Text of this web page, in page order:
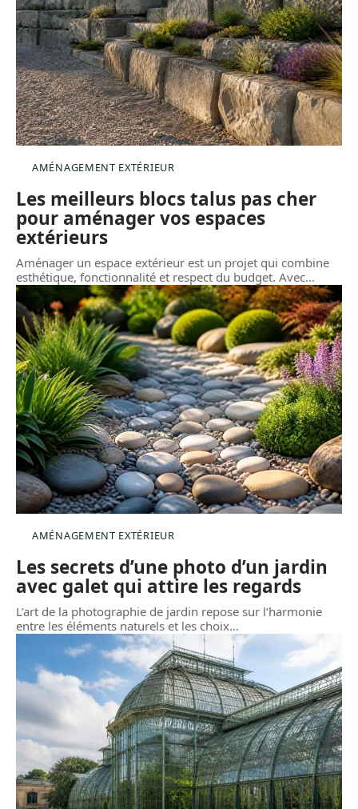
AMÉNAGEMENT EXTÉRIEUR
Les meilleurs blocs talus pas cher
pour aménager vos espaces
extérieurs
Aménager un espace extérieur est un projet qui combine
esthétique, fonctionnalité et respect du budget. Avec…
AMÉNAGEMENT EXTÉRIEUR
Les secrets d’une photo d’un jardin
avec galet qui attire les regards
L’art de la photographie de jardin repose sur l’harmonie
entre les éléments naturels et les choix…